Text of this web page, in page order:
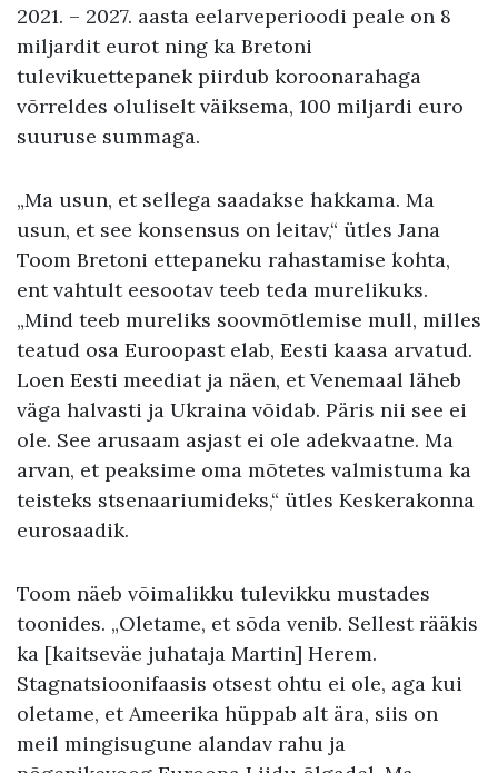
2021. – 2027. aasta eelarveperioodi peale on 8
miljardit eurot ning ka Bretoni
tulevikuettepanek piirdub koroonarahaga
võrreldes oluliselt väiksema, 100 miljardi euro
suuruse summaga.
„Ma usun, et sellega saadakse hakkama. Ma
usun, et see konsensus on leitav,“ ütles Jana
Toom Bretoni ettepaneku rahastamise kohta,
ent vahtult eesootav teeb teda murelikuks.
„Mind teeb mureliks soovmõtlemise mull, milles
teatud osa Euroopast elab, Eesti kaasa arvatud.
Loen Eesti meediat ja näen, et Venemaal läheb
väga halvasti ja Ukraina võidab. Päris nii see ei
ole. See arusaam asjast ei ole adekvaatne. Ma
arvan, et peaksime oma mõtetes valmistuma ka
teisteks stsenaariumideks,“ ütles Keskerakonna
eurosaadik.
Toom näeb võimalikku tulevikku mustades
toonides. „Oletame, et sõda venib. Sellest rääkis
ka [kaitseväe juhataja Martin] Herem.
Stagnatsioonifaasis otsest ohtu ei ole, aga kui
oletame, et Ameerika hüppab alt ära, siis on
meil mingisugune alandav rahu ja